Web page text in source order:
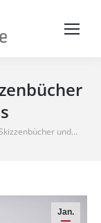
und…
Jan.